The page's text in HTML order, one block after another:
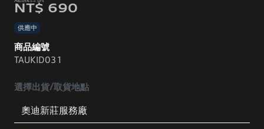
NT$ 690
供應中
商品編號
TAUKID031
選擇出貨/取貨地點